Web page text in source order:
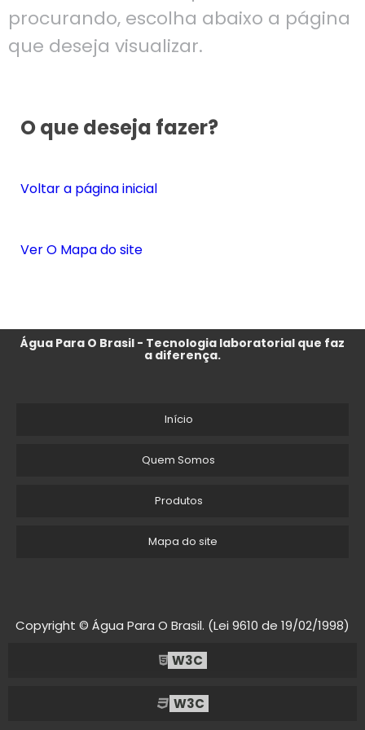
procurando, escolha abaixo a página
que deseja visualizar.
O que deseja fazer?
Voltar a página inicial
Ver O Mapa do site
Água Para O Brasil - Tecnologia laboratorial que faz
a diferença.
Início
Quem Somos
Produtos
Mapa do site
Copyright © Água Para O Brasil. (Lei 9610 de 19/02/1998)
W3C
W3C